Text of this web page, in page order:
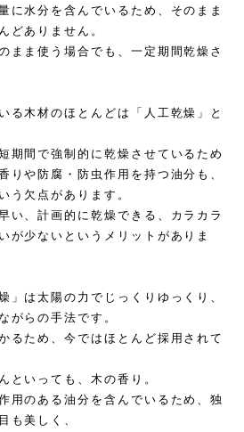
に水分を含んでいるため、そのまま
どありません。
まま使う場合でも、一定期間乾燥さ
る木材のほとんどは「人工乾燥」と
期間で強制的に乾燥させているため
りや防腐・防虫作用を持つ油分も、
う欠点があります。
い、計画的に乾燥できる、カラカラ
が少ないというメリットがありま
」は太陽の力でじっくりゆっくり、
がらの手法です。
るため、今ではほとんど採用されて
といっても、木の香り。
用のある油分を含んでいるため、独
も美しく、